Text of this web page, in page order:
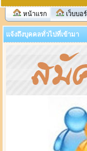
หน้าแรก เว็บบอ
แจ้งถึงบุคคลทั่วไปที่เข้ามา